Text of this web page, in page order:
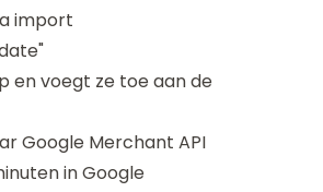
import
en voegt ze toe aan de
Google Merchant API
in Google